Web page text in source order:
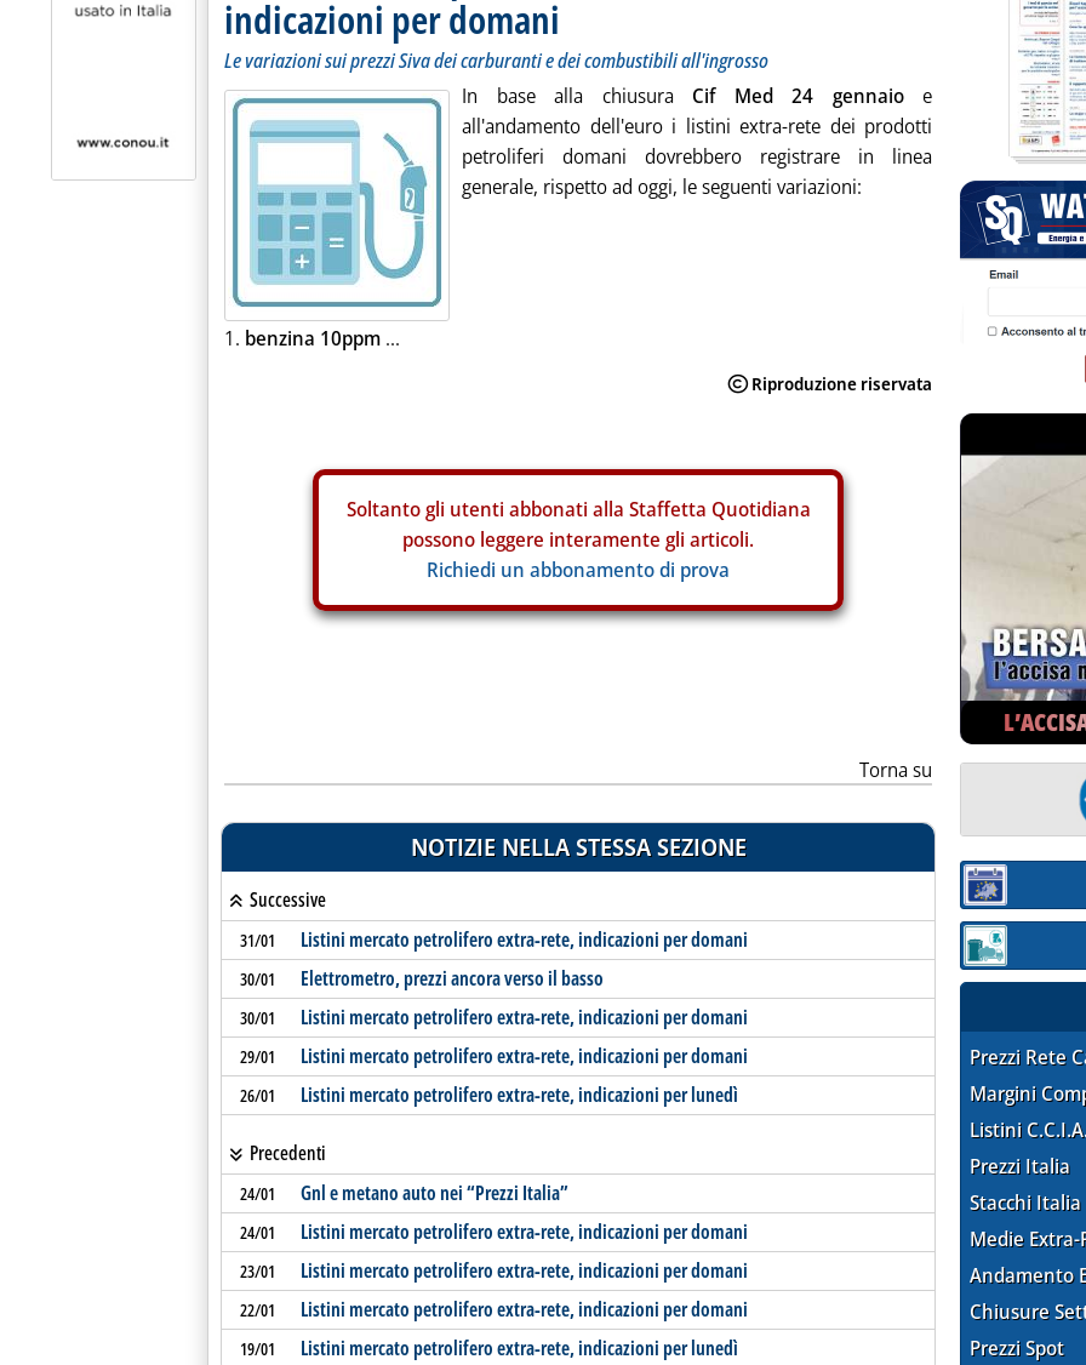
indicazioni per domani
Le variazioni sui prezzi Siva dei carburanti e dei combustibili all'ingrosso
In base alla chiusura Cif Med 24 gennaioe
all'andamento dell'euro i listini extra-rete dei prodotti
petroliferi domani dovrebbero registrare in linea
generale, rispetto ad oggi, le seguenti variazioni:
1. benzina 10ppm ...
Soltanto gli utenti abbonati alla Staffetta Quotidiana
possono leggere interamente gli articoli.
Richiedi un abbonamento di prova
Torna su
NOTIZIE NELLA STESSA SEZIONE
Successive
31/01 Listini mercato petrolifero extra-rete, indicazioni per domani
30/01 Elettrometro, prezzi ancora verso il basso
30/01 Listini mercato petrolifero extra-rete, indicazioni per domani
29/01 Listini mercato petrolifero extra-rete, indicazioni per domani
26/01 Listini mercato petrolifero extra-rete, indicazioni per lunedì
Precedenti
24/01 Gnl e metano auto nei “Prezzi Italia”
24/01 Listini mercato petrolifero extra-rete, indicazioni per domani
23/01 Listini mercato petrolifero extra-rete, indicazioni per domani
22/01 Listini mercato petrolifero extra-rete, indicazioni per domani
19/01 Listini mercato petrolifero extra-rete, indicazioni per lunedì
Sezione:
Sezione:
Prezzi Rete
Margini
Listini
Prezzi Italia
Stacchi Italia
Medie Extra-
Andamento
Chiusure
Prezzi Spot